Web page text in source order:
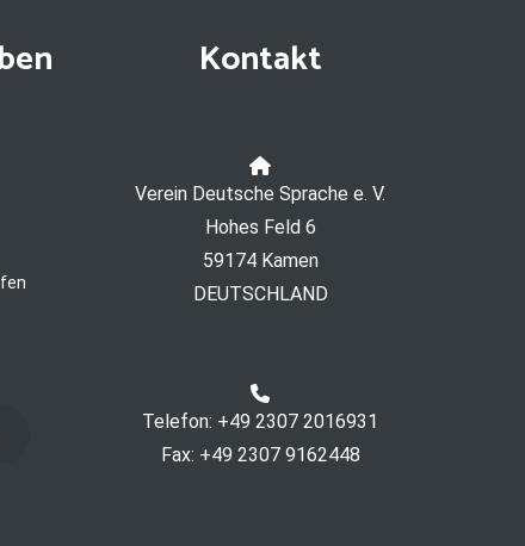
Kontakt
Verein Deutsche Sprache e. V.
Hohes Feld 6
59174 Kamen
DEUTSCHLAND
Telefon: +49 2307 2016931
Fax: +49 2307 9162448